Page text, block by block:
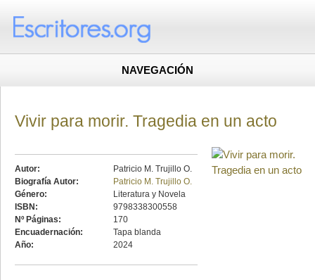
NAVEGACIÓN
Vivir para morir. Tragedia en un acto
Autor:
Patricio M. Trujillo O.
Biografía Autor:
Patricio M. Trujillo O.
Género:
Literatura y Novela
ISBN:
9798338300558
Nº Páginas:
170
Encuadernación:
Tapa blanda
Año:
2024